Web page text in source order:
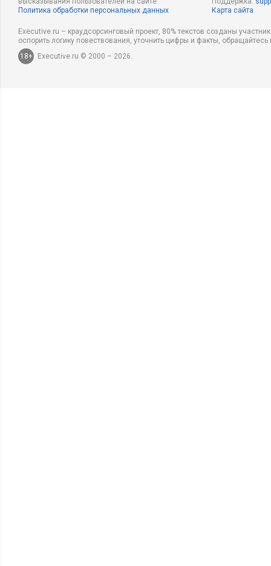
Политика обработки персональных данных
Карта сайта
Executive.ru – краудсорсинговый проект, 80% текстов созданы
оспорить логику повествования, уточнить цифры и факты,
18+
Executive.ru © 2000 – 2026.